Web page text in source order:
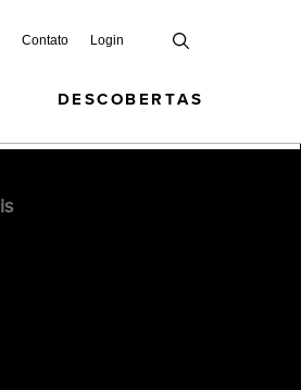
Contato Login
DESCOBERTAS